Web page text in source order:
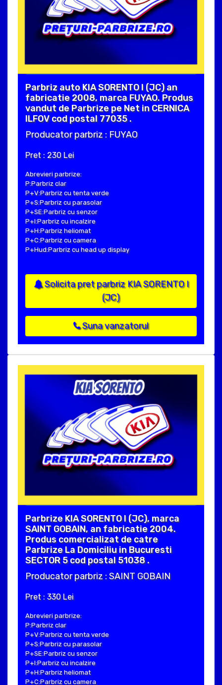
Parbriz auto KIA SORENTO I (JC) an
fabricatie 2008, marca FUYAO. Produs
vandut de Parbrize pe Net in CERNICA
ILFOV cod postal 77035 .
Producator parbriz : FUYAO
Pret : 230 Lei
Abrevieri parbrize:
P:Parbriz clar
P+V:Parbriz cu tenta verde
P+S:Parbriz cu parasolar
P+SE:Parbriz cu senzor
P+I:Parbriz cu incalzire
P+H:Parbriz heliomat
P+C:Parbriz cu camera
P+Hud:Parbriz cu head up display
Solicita pret parbriz KIA SORENTO I
(JC)
Suna vanzatorul
Parbrize KIA SORENTO I (JC), marca
SAINT GOBAIN, an fabricatie 2004.
Produs comercializat de catre
Parbrize La Domiciliu in Bucuresti
SECTOR 5 cod postal 51038 .
Producator parbriz : SAINT GOBAIN
Pret : 330 Lei
Abrevieri parbrize:
P:Parbriz clar
P+V:Parbriz cu tenta verde
P+S:Parbriz cu parasolar
P+SE:Parbriz cu senzor
P+I:Parbriz cu incalzire
P+H:Parbriz heliomat
P+C:Parbriz cu camera